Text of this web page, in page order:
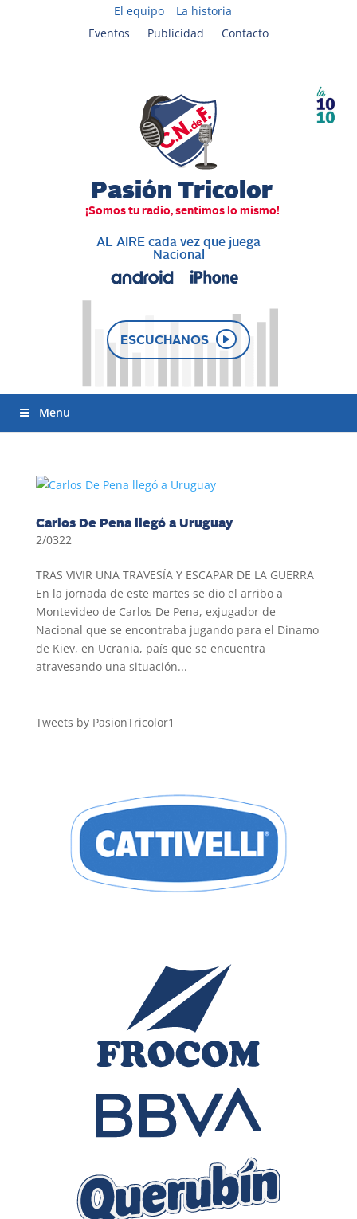
El equipo
La historia
Eventos
Publicidad Contacto
AL AIRE cada vez que juega
Nacional
ESCUCHANOS
Menu
Carlos De Pena llegó a Uruguay
2/0322
TRAS VIVIR UNA TRAVESÍA Y ESCAPAR DE LA GUERRA
En la jornada de este martes se dio el arribo a
Montevideo de Carlos De Pena, exjugador de
Nacional que se encontraba jugando para el Dinamo
de Kiev, en Ucrania, país que se encuentra
atravesando una situación...
Tweets by PasionTricolor1